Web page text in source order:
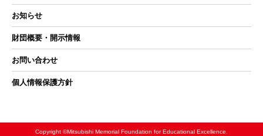
お知らせ
財団概要・開示情報
お問い合わせ
個人情報保護方針
Copyright ©Mitsubishi Memorial Foundation for Educational Excellence.